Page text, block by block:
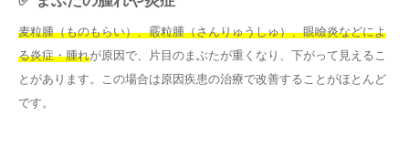
麦粒腫（ものもらい）、霰粒腫（さんりゅうしゅ）、眼瞼炎などによ
る炎症・腫れが原因で、片目のまぶたが重くなり、下がって見えるこ
とがあります。この場合は原因疾患の治療で改善することがほとんど
です。